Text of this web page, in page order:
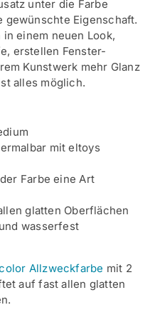
unter die Farbe
gewünschte Eigenschaft.
einem neuen Look,
erstellen Fenster-
Kunstwerk mehr Glanz
alles möglich.
mit eltoys
Farbe eine Art
glatten Oberflächen
wasserfest
Allzweckfarbe mit 2
auf fast allen glatten